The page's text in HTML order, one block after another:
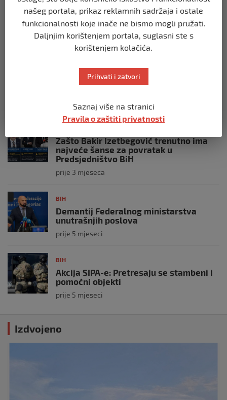
Ravnopravnost da — politička
manipulacija ne
prije 2 mjeseca
Postoje razne špekulacije oko ukidanja
OHR-a – šta vi mislite?
Zašto Bakir Izetbegović trenutno ima
najveće šanse za povratak u
Predsjedništvo BiH
prije 3 mjeseca
BIH
Demantij Federalnog ministarstva
unutrašnjih poslova
prije 5 mjeseci
BIH
Akcija SIPA-e: Pretresaju se stambeni i
pomoćni objekti
prije 5 mjeseci
Izdvojeno
našeg portala, prikaz reklamnih sadržaja i ostale
funkcionalnosti koje inače ne bismo mogli pružati.
Daljnjim korištenjem portala, suglasni ste s
korištenjem kolačića.
Prihvati i zatvori
Saznaj više na stranici
Pravila o zaštiti privatnosti